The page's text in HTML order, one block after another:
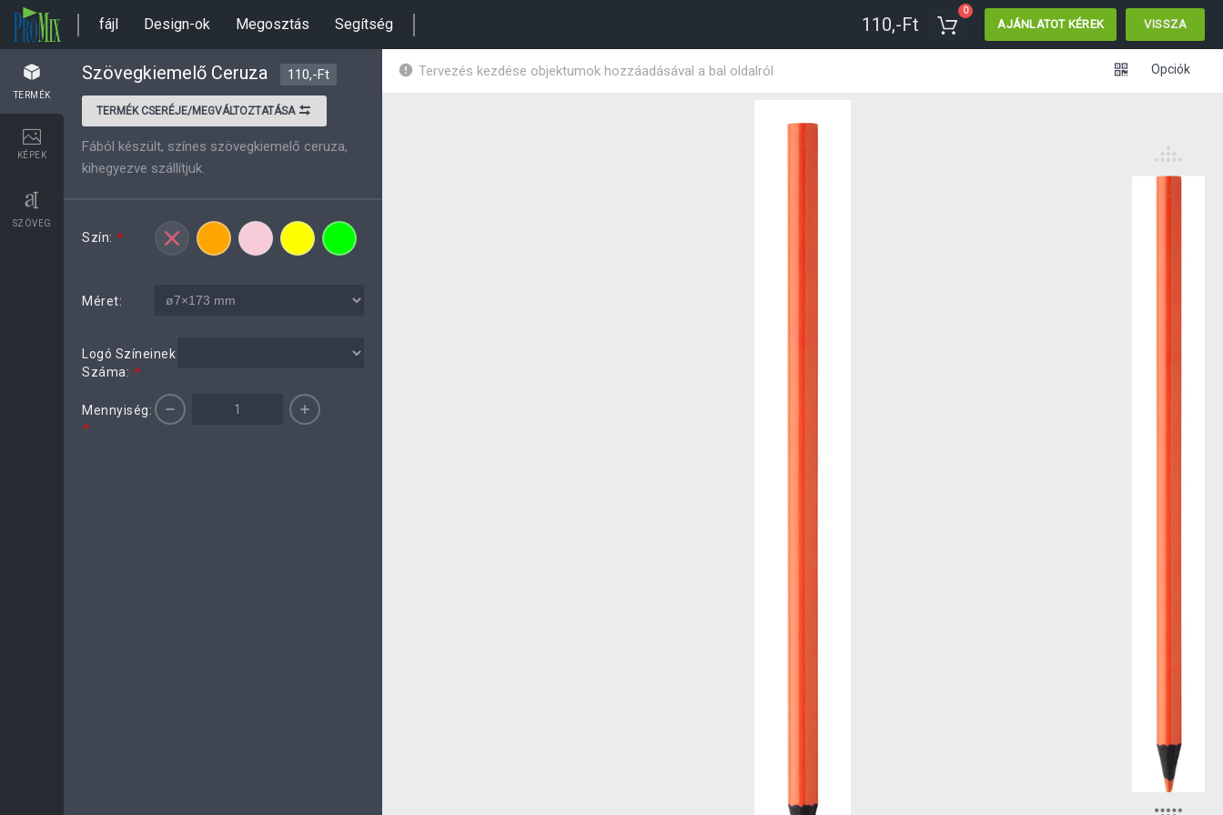
fájl Design-ok Megosztás Segítség 110,-Ft
0
AJÁNLATOT KÉREK VISSZA
TERMÉK
KÉPEK
SZÖVEG
Szövegkiemelő Ceruza 110,-Ft
TERMÉK CSERÉJE/MEGVÁLTOZTATÁSA
Fából készült, színes szövegkiemelő ceruza,
kihegyezve szállítjuk.
Szín: *
Méret:
Logó Színeinek
Száma: *
Mennyiség:
*
Tervezés kezdése objektumok hozzáadásával a bal oldalról Opciók